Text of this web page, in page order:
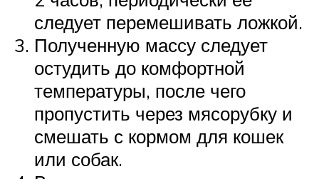
следует перемешивать ложкой.
Полученную массу следует
остудить до комфортной
температуры, после чего
пропустить через мясорубку и
смешать с кормом для кошек
или собак.